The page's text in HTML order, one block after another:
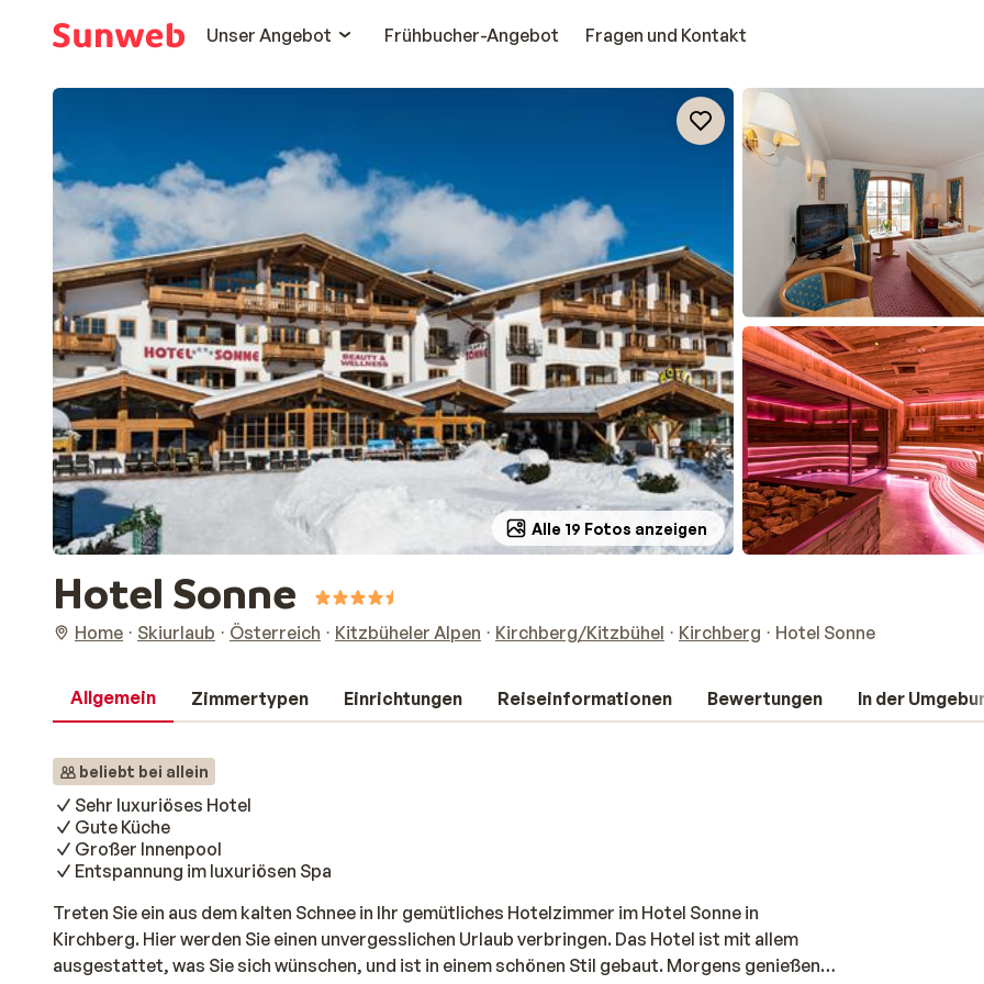
Unser Angebot
Frühbucher-Angebot Fragen und Kontakt
Alle 19 Fotos anzeigen
Hotel Sonne
Home Skiurlaub Österreich Kitzbüheler Alpen Kirchberg/Kitzbühel Kirchberg Hotel Sonne
Allgemein Zimmertypen Einrichtungen Reiseinformationen Bewertungen In der
beliebt bei allein
Sehr luxuriöses Hotel
Gute Küche
Großer Innenpool
Entspannung im luxuriösen Spa
Treten Sie ein aus dem kalten Schnee in Ihr gemütliches Hotelzimmer im Hotel Sonne in
Kirchberg. Hier werden Sie einen unvergesslichen Urlaub verbringen. Das Hotel ist mit allem
ausgestattet, was Sie sich wünschen, und ist in einem schönen Stil gebaut. Morgens genießen